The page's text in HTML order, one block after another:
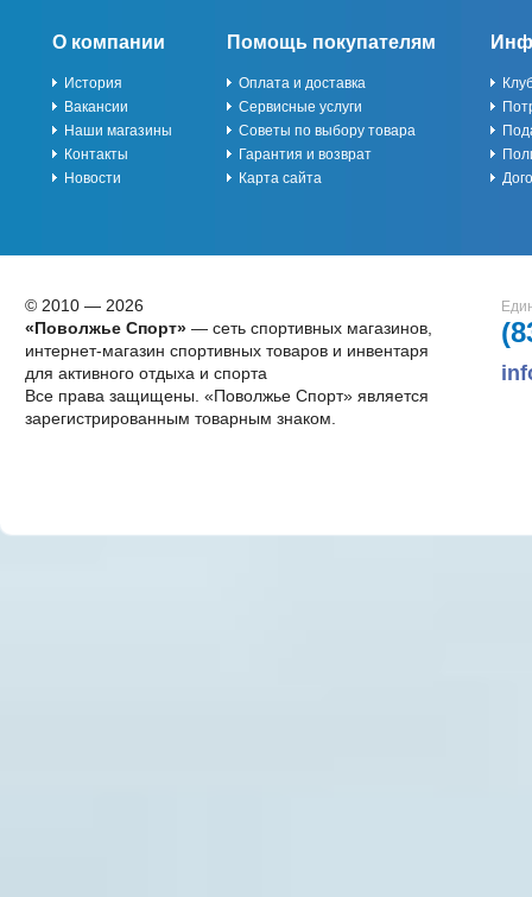
О компании
История
Вакансии
Наши магазины
Контакты
Новости
Помощь покупателям
Оплата и доставка
Сервисные услуги
Советы по выбору товара
Гарантия и возврат
Карта сайта
© 2010 — 2026
«Поволжье Спорт»— сеть спортивных магазинов,
интернет-магазин спортивных товаров и инвентаря
для активного отдыха и спорта
Все права защищены. «Поволжье Спорт» является
зарегистрированным товарным знаком.